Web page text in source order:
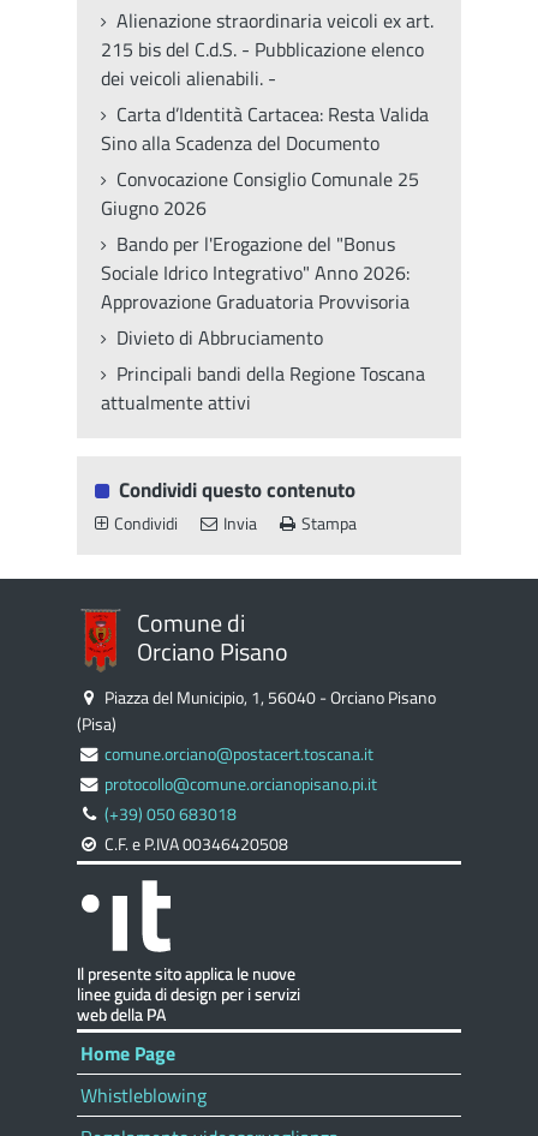
Alienazione straordinaria veicoli ex art.
215 bis del C.d.S. - Pubblicazione elenco
dei veicoli alienabili. -
Carta d’Identità Cartacea: Resta Valida
Sino alla Scadenza del Documento
Convocazione Consiglio Comunale 25
Giugno 2026
Bando per l'Erogazione del "Bonus
Sociale Idrico Integrativo" Anno 2026:
Approvazione Graduatoria Provvisoria
Divieto di Abbruciamento
Principali bandi della Regione Toscana
attualmente attivi
Condividi questo contenuto
Condividi Invia Stampa
Comune di
Orciano Pisano
Piazza del Municipio, 1, 56040 - Orciano Pisano
(Pisa)
comune.orciano@postacert.toscana.it
protocollo@comune.orcianopisano.pi.it
(+39) 050 683018
C.F. e P.IVA 00346420508
Home Page
Whistleblowing